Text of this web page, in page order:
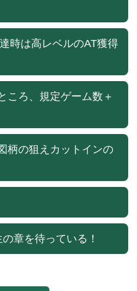
時は高レベルのAT獲得
ころ、規定ゲーム数＋
柄の狙えカットインの
章を待っている！